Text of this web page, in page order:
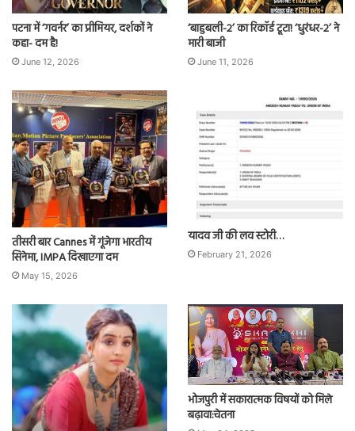
पटना में ‘गवर्नर’ का प्रीमियर, दर्शकों ने
कहा- दम है!
June 12, 2026
‘बाहुबली-2’ का रिकॉर्ड टूटा! ‘धुरंधर-2’ ने
मारी बाजी
June 11, 2026
तीसरी बार Cannes में गूंजेगा भारतीय
सिनेमा, IMPA दिखाएगा दम
May 15, 2026
यादव जी की लव स्टोरी…
February 21, 2026
भोजपुरी में सकारात्मक विषयों को मिले
बढ़ावा:चेतना